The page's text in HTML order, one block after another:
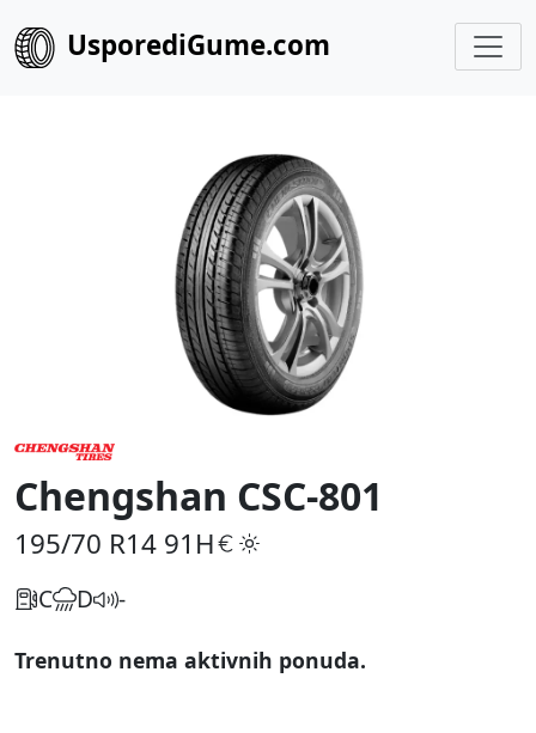
UsporediGume.com
Chengshan CSC-801
195/70 R14 91H
C D -
Trenutno nema aktivnih ponuda.